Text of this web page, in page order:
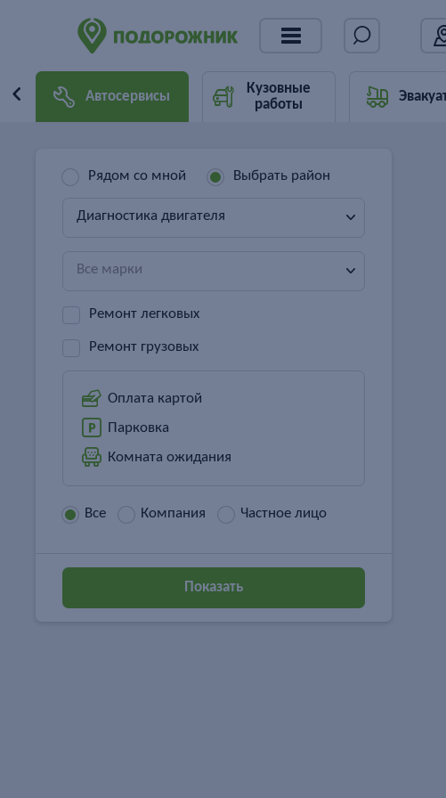
Автосервисы
Кузовные
работы
Рядом со мной Выбрать район
Диагностика двигателя
Все марки
Ремонт легковых
Ремонт грузовых
Оплата картой
Парковка
Комната ожидания
Все Компания Частное лицо
Показать